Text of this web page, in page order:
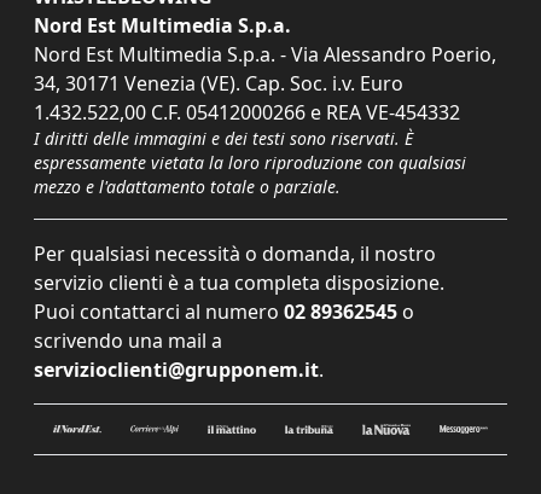
Nord Est Multimedia S.p.a.
Nord Est Multimedia S.p.a. - Via Alessandro Poerio,
34, 30171 Venezia (VE). Cap. Soc. i.v. Euro
1.432.522,00 C.F. 05412000266 e REA VE-454332
I diritti delle immagini e dei testi sono riservati. È
espressamente vietata la loro riproduzione con qualsiasi
mezzo e l'adattamento totale o parziale.
Per qualsiasi necessità o domanda, il nostro
servizio clienti è a tua completa disposizione.
Puoi contattarci al numero 02 89362545 o
scrivendo una mail a
servizioclienti@grupponem.it.